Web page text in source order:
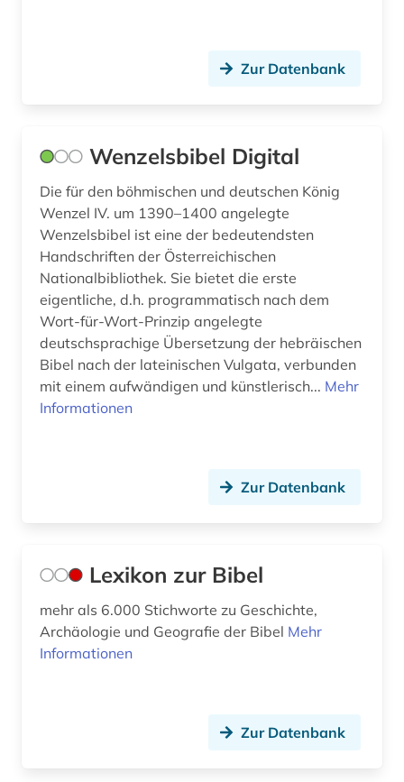
Zur Datenbank
Wenzelsbibel Digital
Die für den böhmischen und deutschen König
Wenzel IV. um 1390–1400 angelegte
Wenzelsbibel ist eine der bedeutendsten
Handschriften der Österreichischen
Nationalbibliothek. Sie bietet die erste
eigentliche, d.h. programmatisch nach dem
Wort-für-Wort-Prinzip angelegte
deutschsprachige Übersetzung der hebräischen
Bibel nach der lateinischen Vulgata, verbunden
mit einem aufwändigen und künstlerisch... Mehr
Informationen
Zur Datenbank
Lexikon zur Bibel
mehr als 6.000 Stichworte zu Geschichte,
Archäologie und Geografie der Bibel Mehr
Informationen
Zur Datenbank